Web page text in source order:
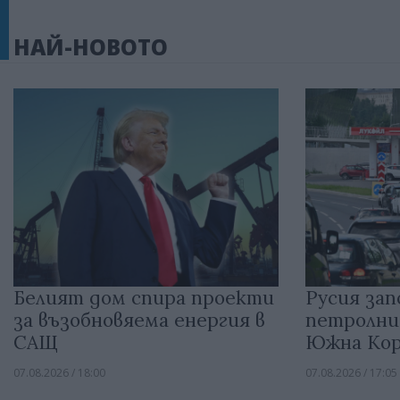
НАЙ-НОВОТО
Белият дом спира проекти
за възобновяема енергия в
САЩ
07.08.2026 / 18:00
Русия
Южна
07.08.2026 / 17:05